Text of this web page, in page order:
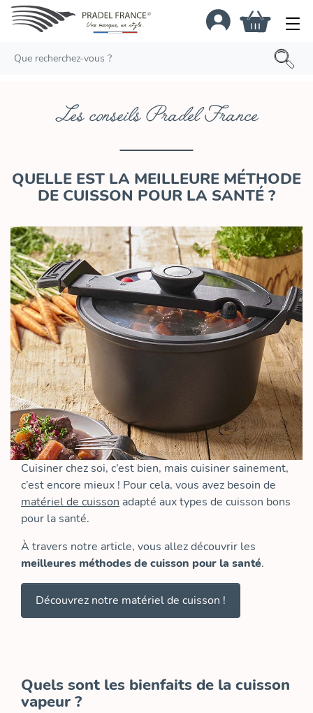
Les conseils Pradel France
QUELLE EST LA MEILLEURE MÉTHODE
DE CUISSON POUR LA SANTÉ ?
Cuisiner chez soi, c’est bien, mais cuisiner sainement,
c’est encore mieux ! Pour cela, vous avez besoin de
matériel de cuisson adapté aux types de cuisson bons
pour la santé.
À travers notre article, vous allez découvrir les
meilleures méthodes de cuisson pour la santé.
Découvrez notre matériel de cuisson !
Quels sont les bienfaits de la cuisson
vapeur ?